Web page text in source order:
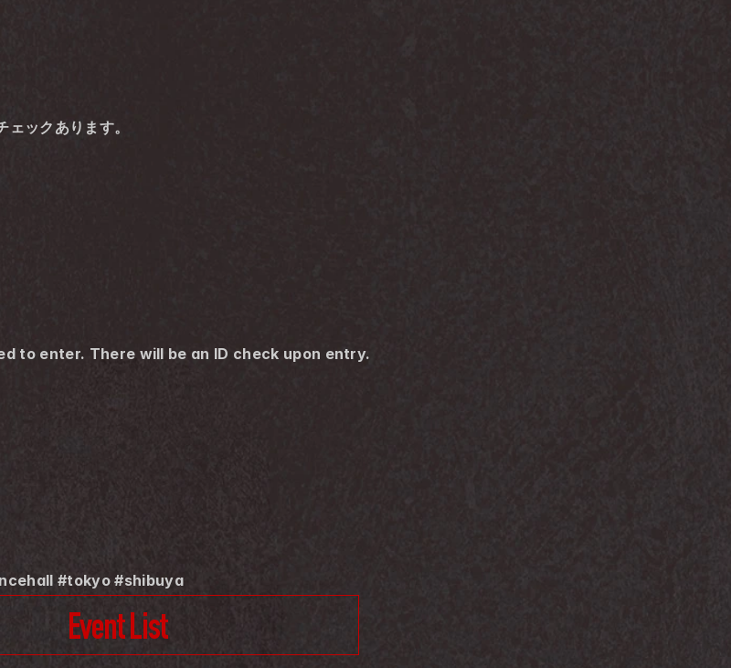
ックあります。
to enter. There will be an ID check upon entry.
#tokyo #shibuya
Event List